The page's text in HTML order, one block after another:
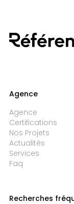
Agence
Agence
Certifications
Nos Projets
Actualités
Services
Faq
Recherches